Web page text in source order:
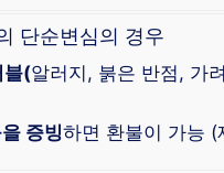
단순변심의 경우
블(알러지, 붉은 반점, 가
증빙하면 환불이 가능 (